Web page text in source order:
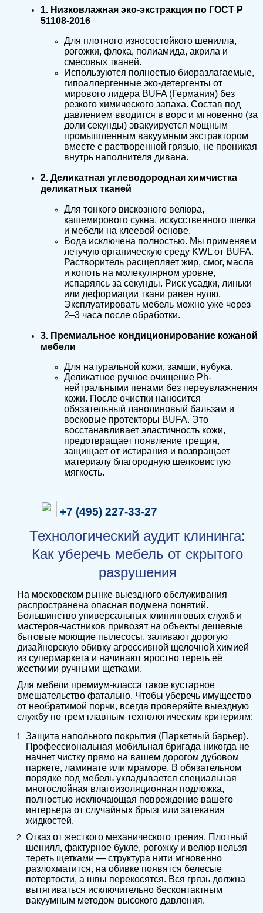
1. Низковлажная эко-экстракция по ГОСТ Р
51108-2016
Для плотного износостойкого шенилла,
рогожки, флока, полиамида, акрила и
смесовых тканей.
Используются полностью биоразлагаемые,
гипоаллергенные эко-детергенты от
мирового лидера BUFA (Германия) без
резкого химического запаха. Состав под
давлением вводится в ворс и мгновенно (за
доли секунды) эвакуируется мощным
промышленным вакуумным экстрактором
вместе с растворенной грязью, не проникая
внутрь наполнителя дивана.
2. Деликатная углеводородная химчистка
деликатных тканей
Для тонкого вискозного велюра,
кашемирового сукна, искусственного шелка
и мебели на клеевой основе.
Вода исключена полностью. Мы применяем
летучую органическую среду KWL от BUFA.
Растворитель расщепляет жир, смог, масла
и копоть на молекулярном уровне,
испаряясь за секунды. Риск усадки, линьки
или деформации ткани равен нулю.
Эксплуатировать мебель можно уже через
2–3 часа после обработки.
3. Премиальное кондиционирование кожаной
мебели
Для натуральной кожи, замши, нубука.
Деликатное ручное очищение Ph-
нейтральными пенами без переувлажнения
кожи. После очистки наносится
обязательный ланолиновый бальзам и
восковые протекторы BUFA. Это
восстанавливает эластичность кожи,
предотвращает появление трещин,
защищает от истирания и возвращает
материалу благородную шелковистую
мягкость.
+7 (495) 227-33-27
Технологический аудит клининга:
Как уберечь мебель от скрытого
разрушения
На московском рынке выездного обслуживания
распространена опасная подмена понятий.
Большинство универсальных клининговых служб и
мастеров-частников привозят на объекты дешевые
бытовые моющие пылесосы, заливают дорогую
дизайнерскую обивку агрессивной щелочной химией
из супермаркета и начинают яростно тереть её
жесткими ручными щетками.
Для мебели премиум-класса такое кустарное
вмешательство фатально. Чтобы уберечь имущество
от необратимой порчи, всегда проверяйте выездную
службу по трем главным технологическим критериям:
Защита напольного покрытия (Паркетный барьер).
Профессиональная мобильная бригада никогда не
начнет чистку прямо на вашем дорогом дубовом
паркете, ламинате или мраморе. В обязательном
порядке под мебель укладывается специальная
многослойная влагоизоляционная подложка,
полностью исключающая повреждение вашего
интерьера от случайных брызг или затекания
жидкостей.
Отказ от жесткого механического трения. Плотный
шенилл, фактурное букле, рогожку и велюр нельзя
тереть щетками — структура нити мгновенно
разлохматится, на обивке появятся белесые
потертости, а швы перекосятся. Вся грязь должна
вытягиваться исключительно бесконтактным
вакуумным методом высокого давления.